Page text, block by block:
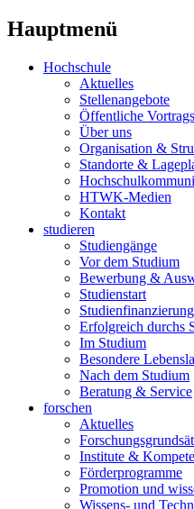
Hauptmenü
Hochschule
Aktuelles
Stellenangebote
Öffentliche
Über uns
Organisation &
Standorte &
HTWK-Medien
Kontakt
studieren
Studiengänge
Vor dem Studium
Bewerbung &
Studienstart
Studienfinanzierung
Erfolgreich durchs
Im Studium
Besondere
Nach dem Studium
Beratung & Service
forschen
Aktuelles
Institute &
Förderprogramme
Promotion und
Wissens- und